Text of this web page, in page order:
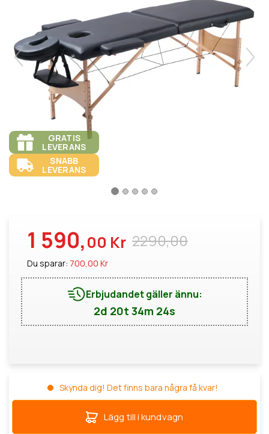
GRATIS
LEVERANS
SNABB
LEVERANS
2290,00
1 590,00 Kr
Du sparar: 700,00 Kr
Erbjudandet gäller ännu:
2d 20t 34m 24s
Skynda dig! Det finns bara några få kvar!
Lägg till i kundvagn